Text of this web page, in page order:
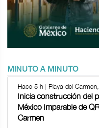
MINUTO A MINUTO
Hace 5 h | Playa del
Inicia construcción del
México Imparable de
Carmen